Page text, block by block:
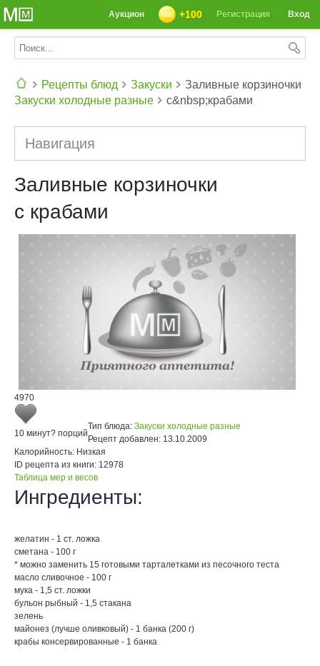
Вход
Регистрация
+100
Аукцион
Рецепты блюд
Закуски
Закуски холодные разные
Заливные корзиночки
с&nbsp;крабами
Навигация
Заливные корзиночки
с крабами
4970
10 минут? порций
Тип блюда: Закуски холодные разные
Рецепт добавлен: 13.10.2009
Калорийность: Низкая
ID рецепта из книги: 12978
Таблица мер и весов
Ингредиенты:
желатин - 1 ст. ложка
сметана - 100 г
* можно заменить 15 готовыми тарталетками из песочного теста
масло сливочное - 100 г
мука - 1,5 ст. ложки
бульон рыбный - 1,5 стакана
зелень
майонез (лучше оливковый) - 1 банка (200 г)
крабы консервированные - 1 банка